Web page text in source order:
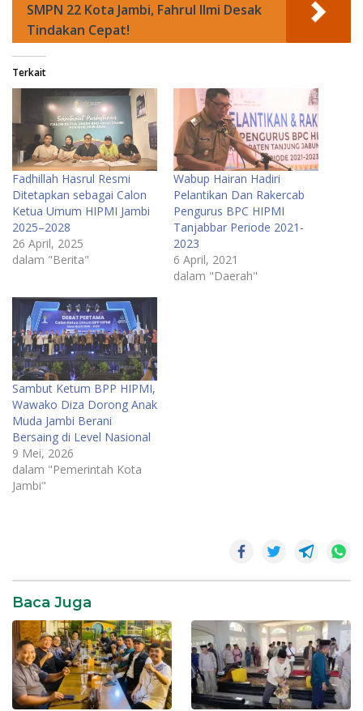
SMPN 22 Kota Jambi, Fahrul Ilmi Desak
Tindakan Cepat!
Terkait
Fadhillah Hasrul Resmi
Ditetapkan sebagai Calon
Ketua Umum HIPMI Jambi
2025–2028
26 April, 2025
dalam "Berita"
Wabup Hairan Hadiri
Pelantikan Dan Rakercab
Pengurus BPC HIPMI
Tanjabbar Periode 2021-
2023
6 April, 2021
dalam "Daerah"
Sambut Ketum BPP HIPMI,
Wawako Diza Dorong Anak
Muda Jambi Berani
Bersaing di Level Nasional
9 Mei, 2026
dalam "Pemerintah Kota
Jambi"
SR28
Baca Juga